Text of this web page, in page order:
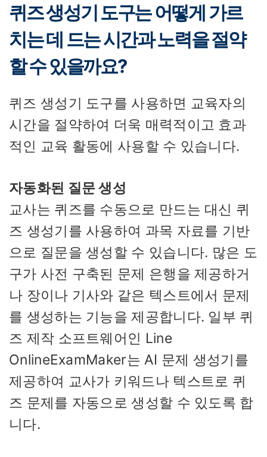
퀴즈 생성기 도구는 어떻게 가르
치는 데 드는 시간과 노력을 절약
할 수 있을까요?
퀴즈 생성기 도구를 사용하면 교육자의
시간을 절약하여 더욱 매력적이고 효과
적인 교육 활동에 사용할 수 있습니다.
자동화된 질문 생성
교사는 퀴즈를 수동으로 만드는 대신 퀴
즈 생성기를 사용하여 과목 자료를 기반
으로 질문을 생성할 수 있습니다. 많은 도
구가 사전 구축된 문제 은행을 제공하거
나 장이나 기사와 같은 텍스트에서 문제
를 생성하는 기능을 제공합니다. 일부 퀴
즈 제작 소프트웨어인 Line
OnlineExamMaker는 AI 문제 생성기를
제공하여 교사가 키워드나 텍스트로 퀴
즈 문제를 자동으로 생성할 수 있도록 합
니다.